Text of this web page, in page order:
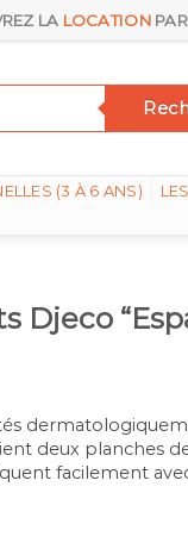
LA LOCATION
(3 À 6 ANS)
Djeco
deux planches
facilement